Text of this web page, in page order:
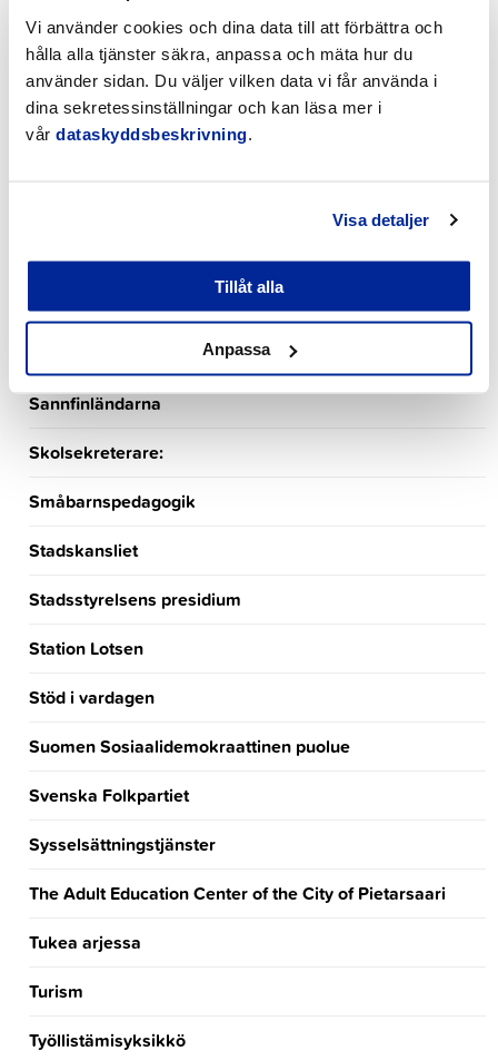
Vi använder cookies och dina data till att förbättra och
hålla alla tjänster säkra, anpassa och mäta hur du
använder sidan. Du väljer vilken data vi får använda i
dina sekretessinställningar och kan läsa mer i
vår dataskyddsbeskrivning
Visa detaljer
Tillåt alla
Anpassa
Planläggning
Politiker
Rektorer bildning
RUSK
Sannfinländarna
Skolsekreterare:
Småbarnspedagogik
Stadskansliet
Stadsstyrelsens presidium
Station Lotsen
Stöd i vardagen
Suomen Sosiaalidemokraattinen puolue
Svenska Folkpartiet
Sysselsättningstjänster
The Adult Education Center of the City of Pietarsaari
Tukea arjessa
Turism
Työllistämisyksikkö